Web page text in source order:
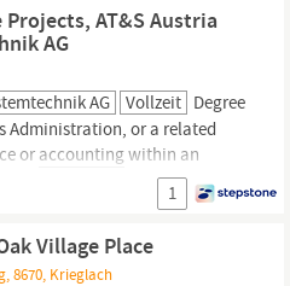
die seit Kurzem...
AT&S Austria
AG
AG Vollzeit Degree
Administration, or a related
or accountingwithin an
Strong knowledge of
standards, and process 1
Village Place
8670, Krieglach